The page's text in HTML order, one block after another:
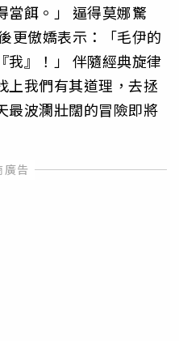
當餌。」 逼得莫娜驚
更傲嬌表示：「毛伊的
我』！」 伴隨經典旋律
上我們有其道理，去拯
最波瀾壯闊的冒險即將